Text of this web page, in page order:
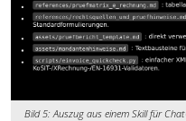
Bild 5: Auszug aus einem Skill für